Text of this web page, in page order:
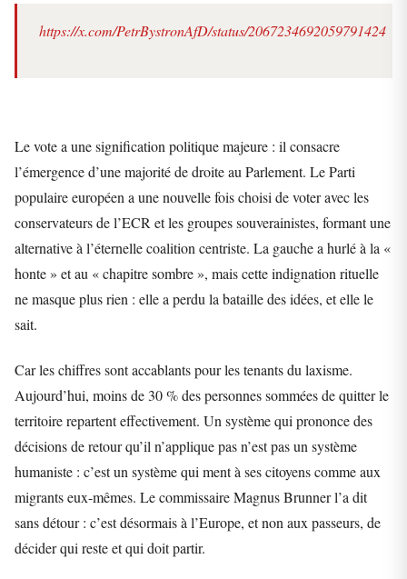
https://x.com/PetrBystronAfD/status/2067234692059791424
Le vote a une signification politique majeure : il consacre
l’émergence d’une majorité de droite au Parlement. Le Parti
populaire européen a une nouvelle fois choisi de voter avec les
conservateurs de l’ECR et les groupes souverainistes, formant une
alternative à l’éternelle coalition centriste. La gauche a hurlé à la «
honte » et au « chapitre sombre », mais cette indignation rituelle
ne masque plus rien : elle a perdu la bataille des idées, et elle le
sait.
Car les chiffres sont accablants pour les tenants du laxisme.
Aujourd’hui, moins de 30 % des personnes sommées de quitter le
territoire repartent effectivement. Un système qui prononce des
décisions de retour qu’il n’applique pas n’est pas un système
humaniste : c’est un système qui ment à ses citoyens comme aux
migrants eux-mêmes. Le commissaire Magnus Brunner l’a dit
sans détour : c’est désormais à l’Europe, et non aux passeurs, de
décider qui reste et qui doit partir.